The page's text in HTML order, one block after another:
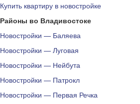
Купить квартиру в новостройке
Районы во Владивостоке
Новостройки — Баляева
Новостройки — Луговая
Новостройки — Нейбута
Новостройки — Патрокл
Новостройки — Первая Речка